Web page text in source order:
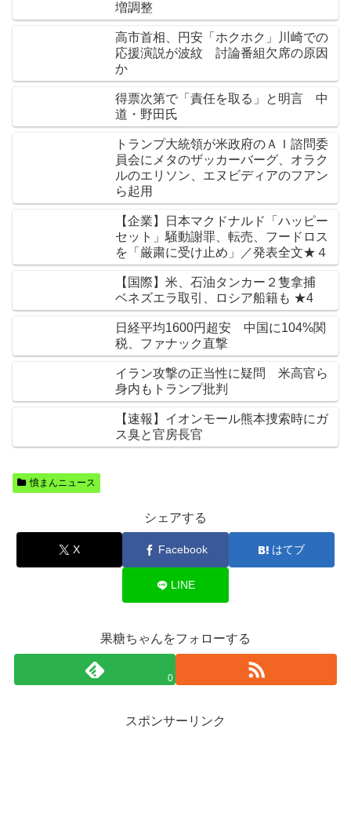
増調整
高市首相、円安「ホクホク」川崎での
応援演説が波紋 討論番組欠席の原因
か
得票次第で「責任を取る」と明言 中
道・野田氏
トランプ大統領が米政府のＡＩ諮問委
員会にメタのザッカーバーグ、オラク
ルのエリソン、エヌビディアのフアン
ら起用
【企業】日本マクドナルド「ハッピー
セット」騒動謝罪、転売、フードロス
を「厳粛に受け止め」／発表全文★４
【国際】米、石油タンカー２隻拿捕
ベネズエラ取引、ロシア船籍も ★4
日経平均1600円超安 中国に104%関
税、ファナック直撃
イラン攻撃の正当性に疑問 米高官ら
身内もトランプ批判
【速報】イオンモール熊本捜索時にガ
ス臭と官房長官
憤まんニュース
シェアする
X Facebook はてブ
LINE
果糖ちゃんをフォローする
0
スポンサーリンク